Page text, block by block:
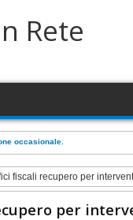
Rete
terreno in concessione
fiscali recupero per
per